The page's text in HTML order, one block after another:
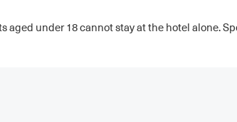
aged under 18 cannot stay at the hotel alone.